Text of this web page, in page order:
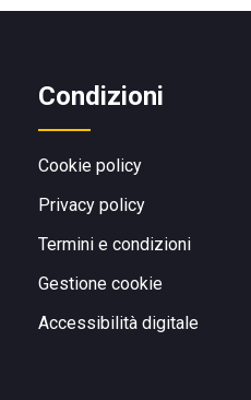
Condizioni
Cookie policy
Privacy policy
Termini e condizioni
Gestione cookie
Accessibilità digitale